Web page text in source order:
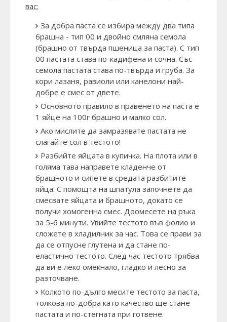
вас:
За добра паста се избира между два типа
брашна - тип 00 и двойно смляна семола
(брашно от твърда пшеница за паста). С тип
00 пастата става по-кадифена и сочна. Със
семола пастата става по-твърда и груба. За
кори лазаня, равиоли или канелони най-
добре е смес от двете.
Основното правило в правенето на паста е
1 яйце на 100г брашно и малко сол.
Ако мислите да замразявате пастата не
слагайте сол в тестото!
Разбийте яйцата в купичка. На плота или в
голяма тава направете кладенче от
брашното и сипете в средата разбитите
яйца. С помощта на шпатула започнете да
смесвате яйцата и брашното, докато се
получи хомогенна смес. Доомесете на ръка
за 5-6 минути. Увийте тестото във фолио и
сложете в хладилник за час. Това се прави за
да се отпусне глутена и да стане по-
еластично тестото. След час тестото трябва
да ви е леко омекнало, гладко и лесно за
разточване.
Колкото по-дълго месите тестото за паста,
толкова по-добра като качество ще стане
пастата и по-стегната при готвене.